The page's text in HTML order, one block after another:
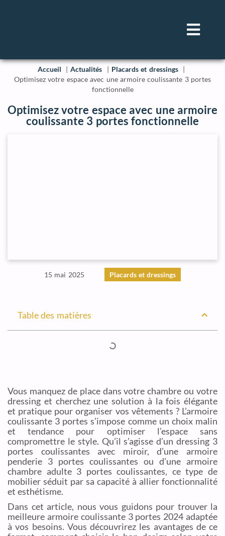
Accueil Actualités
Placards et dressings
Optimisez votre espace avec une armoire coulissante 3 portes
fonctionnelle
Optimisez votre espace avec une armoire
coulissante 3 portes fonctionnelle
15 mai 2025 Placards et dressings
Table des matières
Vous manquez de place dans votre chambre ou votre
dressing et cherchez une solution à la fois élégante
et pratique pour organiser vos vêtements ? L’armoire
coulissante 3 portes s’impose comme un choix malin
et tendance pour optimiser l’espace sans
compromettre le style. Qu’il s’agisse d’un dressing 3
portes coulissantes avec miroir, d’une armoire
penderie 3 portes coulissantes ou d’une armoire
chambre adulte 3 portes coulissantes, ce type de
mobilier séduit par sa capacité à allier fonctionnalité
et esthétisme.
Dans cet article, nous vous guidons pour trouver la
meilleure armoire coulissante 3 portes 2024 adaptée
à vos besoins. Vous découvrirez les avantages de ce